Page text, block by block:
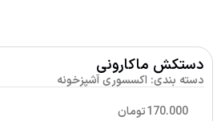
دستکش ماکارونی
دسته بندی: اکسسوری آشپزخونه
170.000تومان